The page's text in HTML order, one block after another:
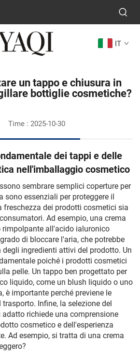
IT
un tappo e chiusura in
bottiglie cosmetiche?
Time : 2025-10-30
dei tappi e delle
nell'imballaggio cosmetico
sembrare semplici coperture per
sono essenziali per proteggere il
freschezza dei prodotti cosmetici sia
Ad esempio, una crema
rimpolpante all'acido ialuronico
di bloccare l'aria, che potrebbe
ingredienti attivi del prodotto. Un
poiché i prodotti cosmetici
pelle. Un tappo ben progettato per
liquido, come un blush liquido o uno
è importante perché previene le
Infine, la selezione del
richiede una comprensione
cosmetico e dell'esperienza
Ad esempio, si tratta di una crema